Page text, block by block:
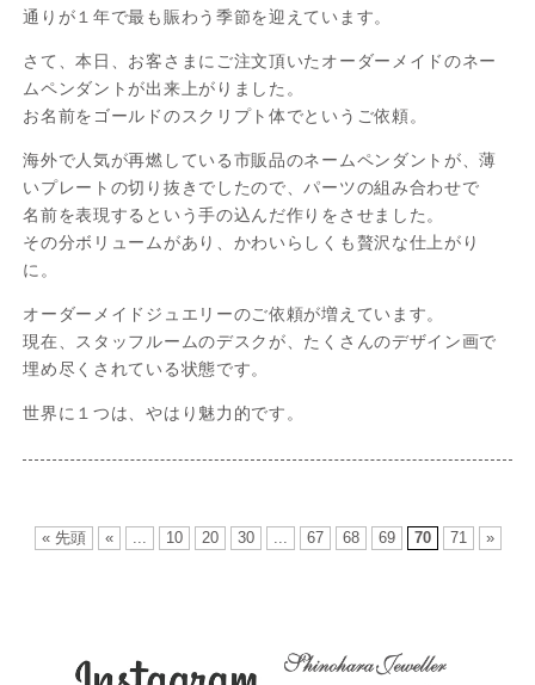
通りが１年で最も賑わう季節を迎えています。
さて、本日、お客さまにご注文頂いたオーダーメイドのネー
ムペンダントが出来上がりました。
お名前をゴールドのスクリプト体でというご依頼。
海外で人気が再燃している市販品のネームペンダントが、薄
いプレートの切り抜きでしたので、パーツの組み合わせで
名前を表現するという手の込んだ作りをさせました。
その分ボリュームがあり、かわいらしくも贅沢な仕上がり
に。
オーダーメイドジュエリーのご依頼が増えています。
現在、スタッフルームのデスクが、たくさんのデザイン画で
埋め尽くされている状態です。
世界に１つは、やはり魅力的です。
« 先頭 « 10 20 30 67 68 69 70 71 »